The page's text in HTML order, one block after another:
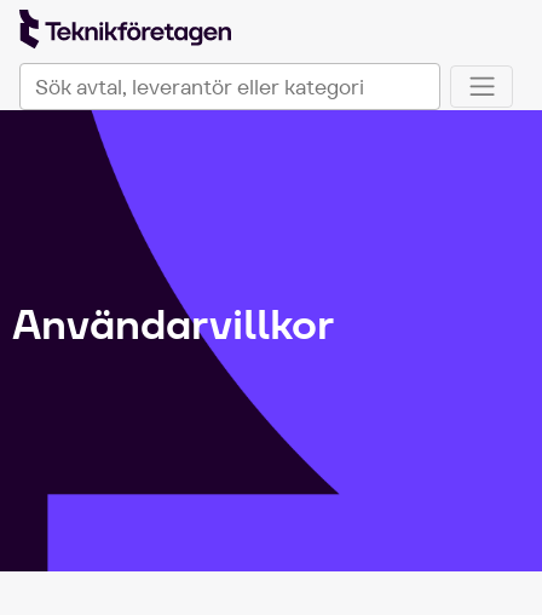
Sök på Teknikföretagen Plus
När automatisk komplettering av resultat är
Användarvillkor